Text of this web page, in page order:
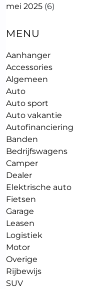
mei 2025 (6)
MENU
Aanhanger
Accessories
Algemeen
Auto
Auto sport
Auto vakantie
Autofinanciering
Banden
Bedrijfswagens
Camper
Dealer
Elektrische auto
Fietsen
Garage
Leasen
Logistiek
Motor
Overige
Rijbewijs
SUV